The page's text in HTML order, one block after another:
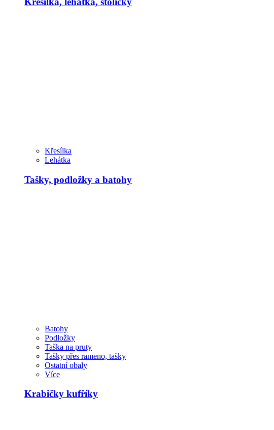
Křesílka
Lehátka
Tašky, podložky a batohy
Batohy
Podložky
Taška na pruty
Tašky přes rameno, tašky
Ostatní obaly
Více
Krabičky kufříky